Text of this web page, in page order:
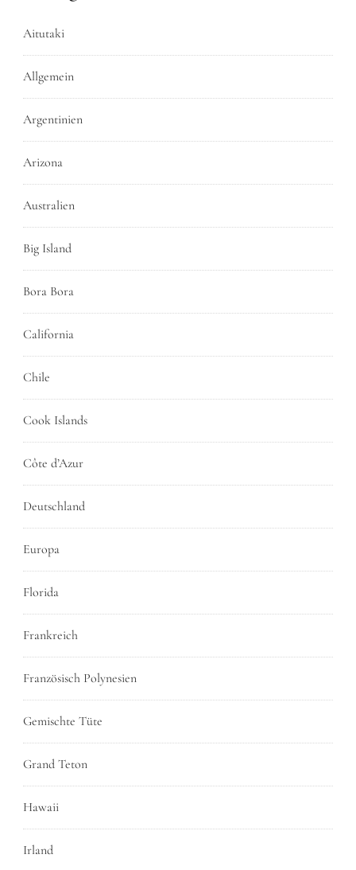
Aitutaki
Allgemein
Argentinien
Arizona
Australien
Big Island
Bora Bora
California
Chile
Cook Islands
Côte d’Azur
Deutschland
Europa
Florida
Frankreich
Französisch Polynesien
Gemischte Tüte
Grand Teton
Hawaii
Irland